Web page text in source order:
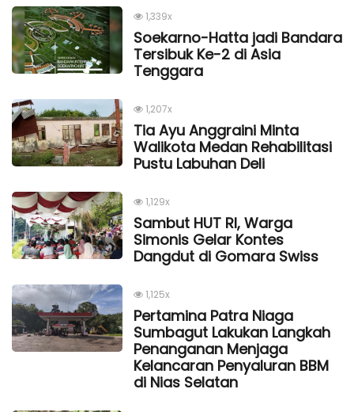
1,339x
Soekarno-Hatta jadi Bandara
Tersibuk Ke-2 di Asia
Tenggara
1,207x
Tia Ayu Anggraini Minta
Walikota Medan Rehabilitasi
Pustu Labuhan Deli
1,129x
Sambut HUT RI, Warga
Simonis Gelar Kontes
Dangdut di Gomara Swiss
1,125x
Pertamina Patra Niaga
Sumbagut Lakukan Langkah
Penanganan Menjaga
Kelancaran Penyaluran BBM
di Nias Selatan